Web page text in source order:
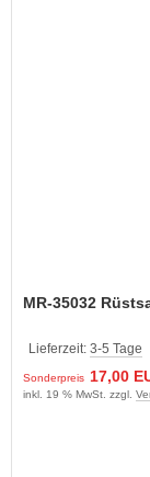
MR-
Lieferzeit: 3-5 Tage
Sonderpreis 17,00
inkl. 19 % MwSt. zzgl.